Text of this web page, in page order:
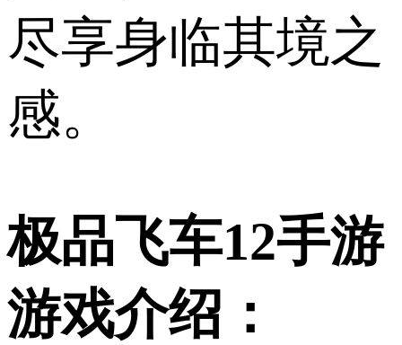
尽享身临其境之
感。
极品飞车12手游
游戏介绍：